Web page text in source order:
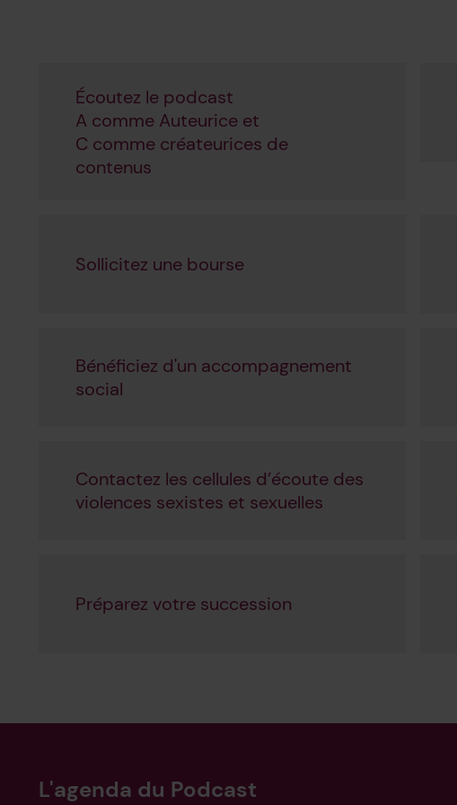
Écoutez le podcast
A comme Auteurice et
C comme créateurices de
contenus
Sollicitez une bourse
Bénéficiez d'un accompagnement
social
Contactez les cellules d’écoute des
violences sexistes et sexuelles
Préparez votre succession
L'agenda du Podcast